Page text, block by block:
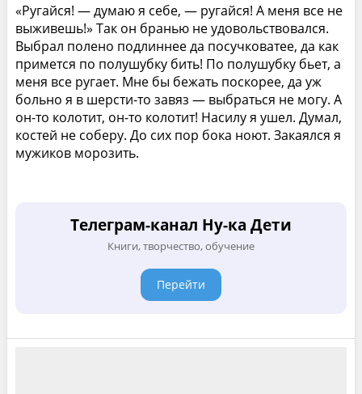
«Ругайся! — думаю я себе, — ругайся! А меня все не
выживешь!» Так он бранью не удовольствовался.
Выбрал полено подлиннее да посучковатее, да как
примется по полушубку бить! По полушубку бьет, а
меня все ругает. Мне бы бежать поскорее, да уж
больно я в шерсти-то завяз — выбраться не могу. А
он-то колотит, он-то колотит! Насилу я ушел. Думал,
костей не соберу. До сих пор бока ноют. Закаялся я
мужиков морозить.
Телеграм-канал Ну-ка Дети
Книги, творчество, обучение
Перейти